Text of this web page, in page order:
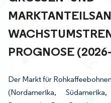
ROGNOSE
Der Markt für
(Nordamerika,